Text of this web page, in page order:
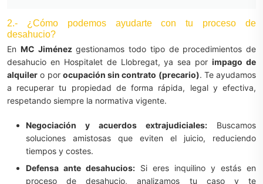
2.- ¿Cómo podemos ayudarte con tu proceso de
desahucio?
En MC Jiménezgestionamos todo tipo de procedimientos de
desahucio en Hospitalet de Llobregat, ya sea porimpago de
alquiler o por ocupación sin contrato (precario). Te ayudamos
a recuperar tu propiedad de forma rápida, legal y efectiva,
respetando siempre la normativa vigente.
Negociación y acuerdos extrajudiciales: Buscamos
soluciones amistosas que eviten el juicio, reduciendo
tiempos y costes.
Defensa ante desahucios: Si eres inquilino y estás en
proceso de desahucio, analizamos tu caso y te